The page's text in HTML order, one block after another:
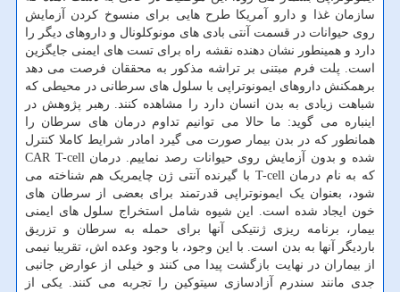
سازمان غذا و دارو آمریکا طرح هایی برای منسوخ کردن آزمایش
روی حیوانات در قسمت آنتی بادی های مونوکلونال و داروهای دیگر را
دارد و همینطور نشان دهنده نقشه راه برای تست های ایمنی جایگزین
است. پلت فرم مبتنی بر تراشه مذکور به محققان فرصت می دهد
برهمکنش داروهای ایمونوتراپی با سلول های سرطانی در محیطی که
شباهت زیادی به بدن انسان دارد را مشاهده کنند. رهبر پژوهش در
اینباره می گوید: ما حالا می توانیم تداوم درمان های سرطان را
همانطور که در بدن بیمار صورت می گیرد امادر شرایط کاملا کنترل
شده و بدون آزمایش روی حیوانات رصد نماییم. درمان CAR T-cell
که به نام درمان T-cell با گیرنده آنتی ژن چایمریک هم شناخته می
شود، بعنوان یک ایمونوتراپی قدرتمند برای بعضی از سرطان های
خون ایجاد شده است. این شیوه شامل استخراج سلول های ایمنی
بیمار، برنامه ریزی ژنتیکی آنها برای حمله به سرطان و تزریق
باردیگر آنها به بدن است. با این وجود، با وجود وعده اش، تقریبا نیمی
از بیماران در نهایت بازگشت پیدا می کنند و خیلی از عوارض جانبی
جدی مانند سندرم آزادسازی سیتوکین را تجربه می کنند. یکی از